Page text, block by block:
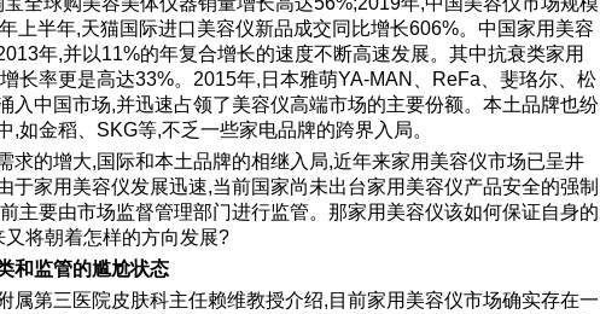
上半年,天猫国际进口美容仪新品成交同比增长606%。中国家用美容
年,并以11%的年复合增长的速度不断高速发展。其中抗衰类家用
长率更是高达33%。2015年,日本雅萌YA-MAN、ReFa、斐珞尔、松
入中国市场,并迅速占领了美容仪高端市场的主要份额。本土品牌也纷
,如金稻、SKG等,不乏一些家电品牌的跨界入局。
求的增大,国际和本土品牌的相继入局,近年来家用美容仪市场已呈井
于家用美容仪发展迅速,当前国家尚未出台家用美容仪产品安全的强制
主要由市场监督管理部门进行监管。那家用美容仪该如何保证自身的
又将朝着怎样的方向发展?
和监管的尴尬状态
属第三医院皮肤科主任赖维教授介绍,目前家用美容仪市场确实存在一